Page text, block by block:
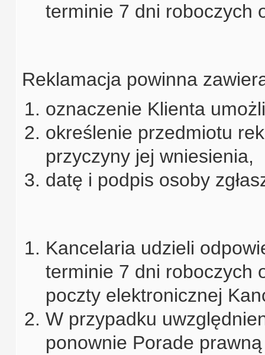
terminie 7 dni roboczych
Reklamacja powinna
oznaczenie Klienta
określenie przedmiotu
przyczyny jej wniesienia,
datę i podpis osoby
Kancelaria udzieli
terminie 7 dni roboczych
poczty elektronicznej
W przypadku
ponownie Porade